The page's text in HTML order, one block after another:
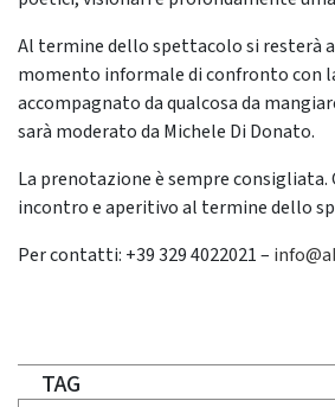
Al termine dello spettacolo si resterà
momento informale di confronto con
accompagnato da qualcosa da
sarà moderato da Michele Di Donato.
La prenotazione è sempre consigliata.
incontro e aperitivo al termine dello
Per contatti: +39 329 4022021 –
TAG